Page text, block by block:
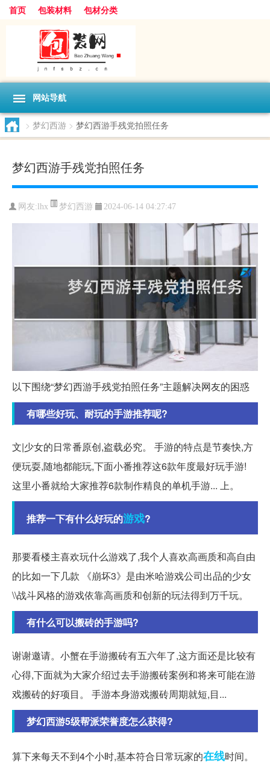
首页 包装材料 包材分类
网站导航
> 梦幻西游 > 梦幻西游手残党拍照任务
梦幻西游手残党拍照任务
网友: lhx 梦幻西游 2024-06-14 04:27:47
以下围绕“梦幻西游手残党拍照任务”主题解决网友的困惑
有哪些好玩、耐玩的手游推荐呢?
文|少女的日常番原创,盗载必究。 手游的特点是节奏快,方
便玩耍,随地都能玩,下面小番推荐这6款年度最好玩手游!
这里小番就给大家推荐6款制作精良的单机手游... 上。
推荐一下有什么好玩的游戏?
那要看楼主喜欢玩什么游戏了,我个人喜欢高画质和高自由
的比如一下几款 《崩坏3》是由米哈游戏公司出品的少女
\\战斗风格的游戏依靠高画质和创新的玩法得到万千玩。
有什么可以搬砖的手游吗?
谢谢邀请。小蟹在手游搬砖有五六年了,这方面还是比较有
心得,下面就为大家介绍过去手游搬砖案例和将来可能在游
戏搬砖的好项目。 手游本身游戏搬砖周期就短,目...
梦幻西游5级帮派荣誉度怎么获得?
算下来每天不到4个小时,基本符合日常玩家的在线时间。